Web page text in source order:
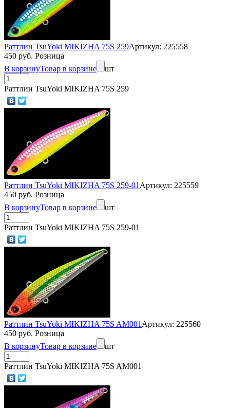
Раттлин TsuYoki MIKIZHA 75S 259Артикул: 225558
450 руб. Розница
В корзинуТовар в корзине шт
Раттлин TsuYoki MIKIZHA 75S 259
Раттлин TsuYoki MIKIZHA 75S 259-01 Артикул: 225559
450 руб. Розница
В корзинуТовар в корзине шт
Раттлин TsuYoki MIKIZHA 75S 259-01
Раттлин TsuYoki MIKIZHA 75S AM001 Артикул: 225560
450 руб. Розница
В корзинуТовар в корзине шт
Раттлин TsuYoki MIKIZHA 75S AM001